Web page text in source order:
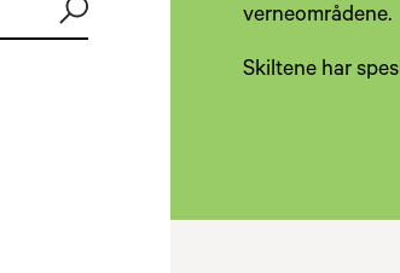
verneområdene.
Skiltene har